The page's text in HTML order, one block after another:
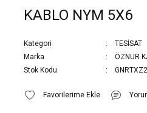
KABLO NYM 5X6
Kategori
TESİSAT
Marka
ÖZNUR
Stok Kodu